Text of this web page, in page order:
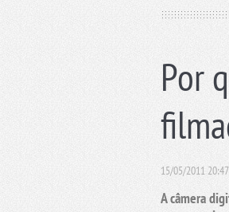
Por
15/05/2011 20:47
Acâmera